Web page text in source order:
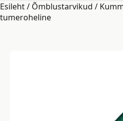
Esileht/ Õmblustarvikud /
tumeroheline